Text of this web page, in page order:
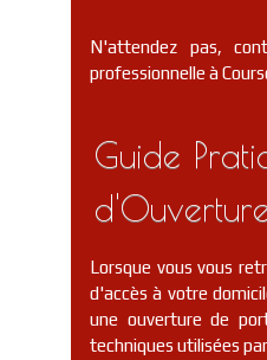
N'attendez pas,
professionnelle à
Guide
Lorsque vous vous
d'accès à votre
une ouverture de
techniques utilisées